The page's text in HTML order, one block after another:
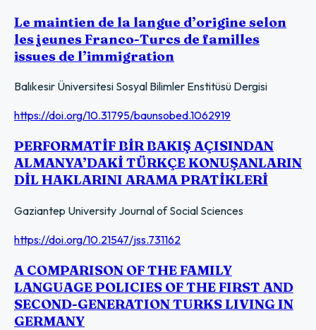
Le maintien de la langue d’origine selon
les jeunes Franco-Turcs de familles
issues de l’immigration
Balıkesir Üniversitesi Sosyal Bilimler Enstitüsü Dergisi
https://doi.org/10.31795/baunsobed.1062919
PERFORMATİF BİR BAKIŞ AÇISINDAN
ALMANYA’DAKİ TÜRKÇE KONUŞANLARIN
DİL HAKLARINI ARAMA PRATİKLERİ
Gaziantep University Journal of Social Sciences
https://doi.org/10.21547/jss.731162
A COMPARISON OF THE FAMILY
LANGUAGE POLICIES OF THE FIRST AND
SECOND-GENERATION TURKS LIVING IN
GERMANY